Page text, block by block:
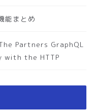
能まとめ
Partners GraphQL
with the HTTP